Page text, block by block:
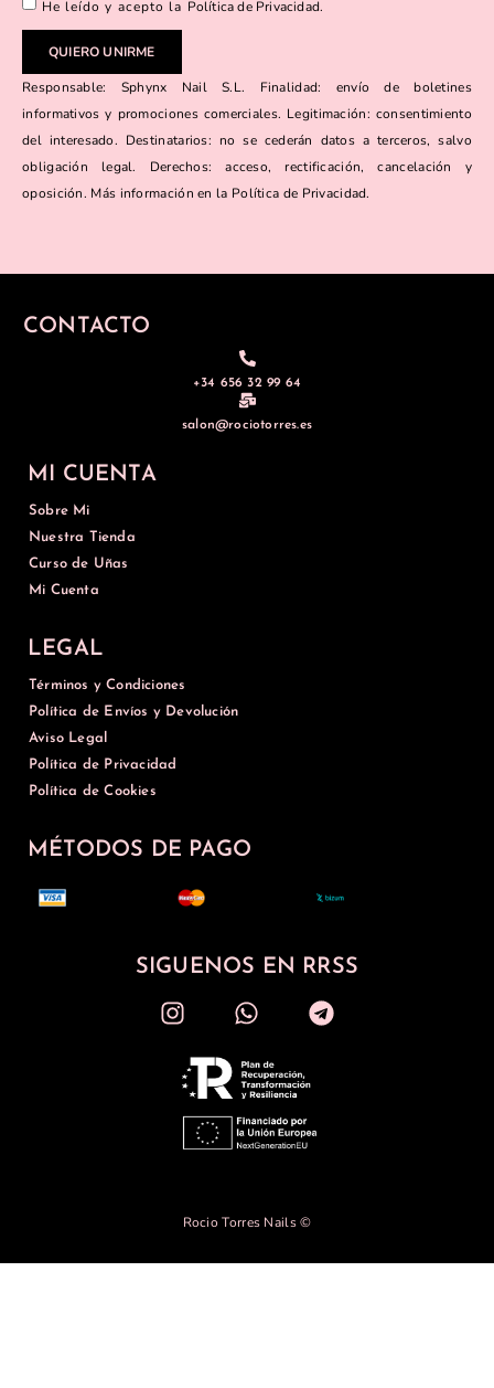
He leído y acepto la Política de Privacidad.
QUIERO UNIRME
Responsable: Sphynx Nail S.L. Finalidad: envío de boletines
informativos y promociones comerciales. Legitimación: consentimiento
del interesado. Destinatarios: no se cederán datos a terceros, salvo
obligación legal. Derechos: acceso, rectificación, cancelación y
oposición. Más información en la Política de Privacidad.
CONTACTO
+34 656 32 99 64
salon@rociotorres.es
MI CUENTA
Sobre Mi
Nuestra Tienda
Curso de Uñas
Mi Cuenta
LEGAL
Términos y Condiciones
Política de Envíos y Devolución
Aviso Legal
Política de Privacidad
Política de Cookies
MÉTODOS DE PAGO
SIGUENOS EN RRSS
Rocio Torres Nails ©